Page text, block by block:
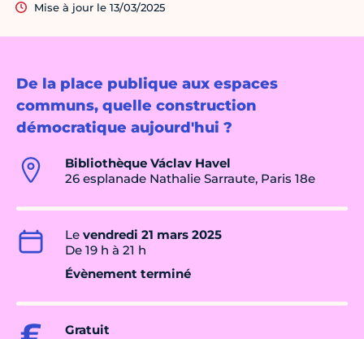
De la place publique aux espaces
communs, quelle construction
démocratique aujourd'hui ?
Bibliothèque Václav Havel
26 esplanade Nathalie Sarraute, Paris 18e
Le vendredi 21 mars 2025
De 19 h à 21 h
Évènement terminé
Gratuit
Mise à jour le 13/03/2025